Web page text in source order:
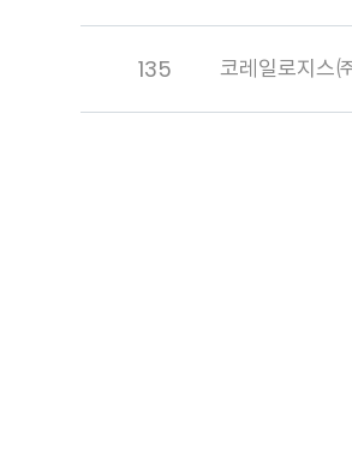
135 코레일로지스